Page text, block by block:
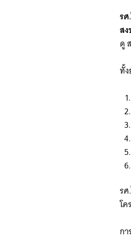
ร
ส
ดู
ทั้
ร
โ
ก